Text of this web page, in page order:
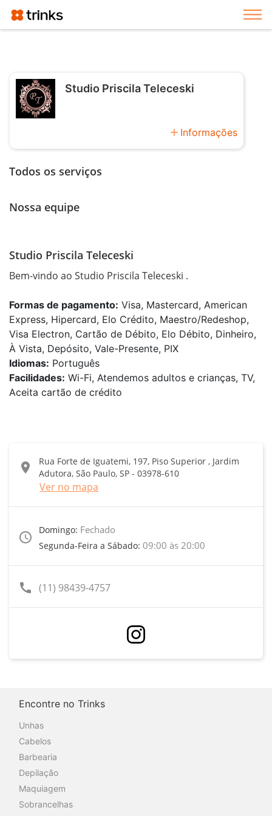
Studio Priscila Teleceski
add Informações
Todos os serviços
Nossa equipe
Studio Priscila Teleceski
Bem-vindo ao Studio Priscila Teleceski .
Formas de pagamento: Visa, Mastercard, American
Express, Hipercard, Elo Crédito, Maestro/Redeshop,
Visa Electron, Cartão de Débito, Elo Débito, Dinheiro,
À Vista, Depósito, Vale-Presente, PIX
Idiomas: Português
Facilidades: Wi-Fi, Atendemos adultos e crianças, TV,
Aceita cartão de crédito
location_on
Rua Forte de Iguatemi, 197, Piso Superior , Jardim
Adutora, São Paulo, SP - 03978-610
Ver no mapa
access_time
Domingo: Fechado
Segunda-Feira a Sábado: 09:00 às 20:00
call (11) 98439-4757
Encontre no Trinks
Unhas
Cabelos
Barbearia
Depilação
Maquiagem
Sobrancelhas